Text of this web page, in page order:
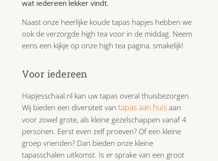
wat iedereen lekker vindt.
Naast onze heerlijke koude tapas hapjes hebben we
ook de verzorgde high tea voor in de middag. Neem
eens een kijkje op onze high tea pagina, smakelijk!
Voor iedereen
Hapjesschaal.nl kan uw tapas overal thuisbezorgen.
Wij bieden een diversiteit van tapas aan huis aan
voor zowel grote, als kleine gezelschappen vanaf 4
personen. Eerst even zelf proeven? Of een kleine
groep vrienden? Dan bieden onze kleine
tapasschalen uitkomst. Is er sprake van een groot